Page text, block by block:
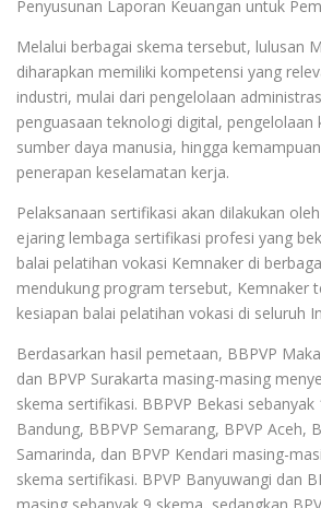
Penyusunan Laporan Keuangan untuk
Melalui berbagai skema tersebut, lulusan
diharapkan memiliki kompetensi yang
industri, mulai dari pengelolaan
penguasaan teknologi digital, pengelolaan
sumber daya manusia, hingga
penerapan keselamatan kerja.
Pelaksanaan sertifikasi akan dilakukan
ejaring lembaga sertifikasi profesi yang
balai pelatihan vokasi Kemnaker di
mendukung program tersebut, Kemnaker
kesiapan balai pelatihan vokasi di seluruh
Berdasarkan hasil pemetaan, BBPVP
dan BPVP Surakarta masing-masing
skema sertifikasi. BBPVP Bekasi sebanyak
Bandung, BBPVP Semarang, BPVP Aceh,
Samarinda, dan BPVP Kendari masing-
skema sertifikasi. BPVP Banyuwangi dan